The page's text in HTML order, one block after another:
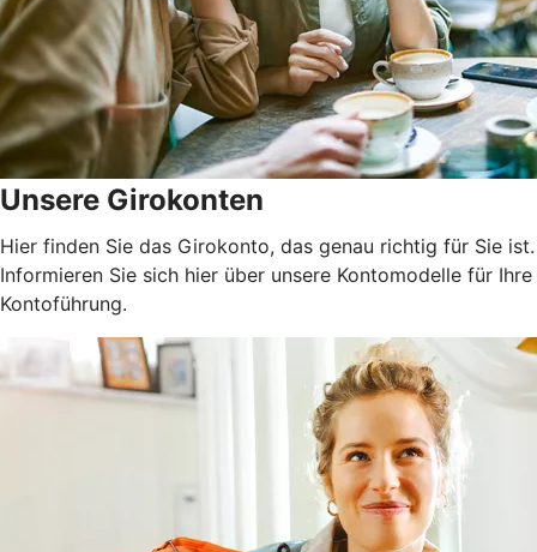
Unsere Girokonten
Hier finden Sie das Girokonto, das genau richtig für Sie ist.
Informieren Sie sich hier über unsere Kontomodelle für Ihre
Kontoführung.